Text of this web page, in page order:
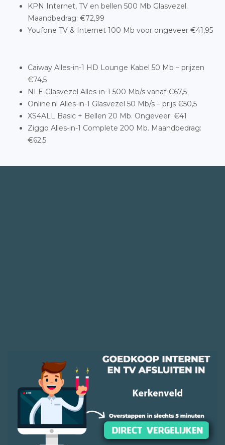
KPN Internet, TV en bellen 500 Mb Glasvezel.
Maandbedrag: €72,99
Youfone TV & Internet 100 Mb voor ongeveer €41,95
Caiway Alles-in-1 HD Lounge Kabel 50 Mb – prijzen
€74,5
NLE Glasvezel Alles-in-1 500 Mb/s vanaf €67,5
Online.nl Alles-in-1 Glasvezel 50 Mb/s – prijs €50,5
XS4ALL Basic + Bellen 20 Mb. Ongeveer: €41
Ziggo Alles-in-1 Complete 200 Mb. Maandbedrag:
€62,5